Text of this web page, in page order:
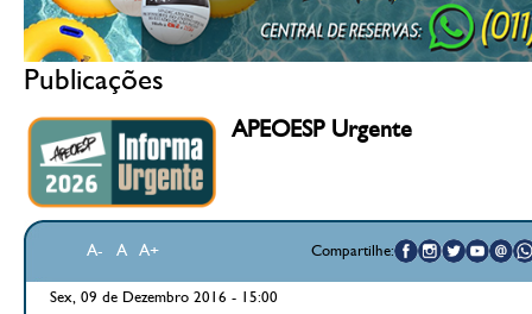
Publicações
APEOESP Urgente
A- A A+ Compartilhe:
Sex, 09 de Dezembro 2016 - 15:00